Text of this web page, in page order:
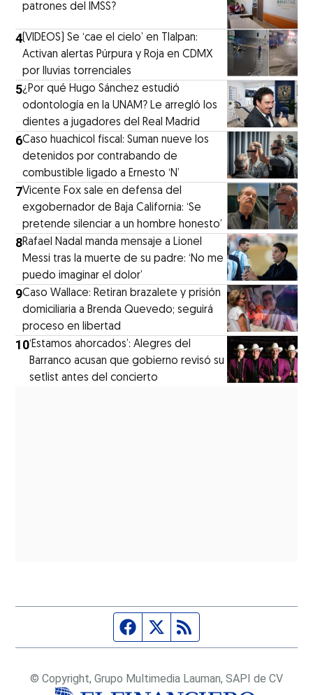
patrones del IMSS?
4 (VIDEOS) Se ‘cae el cielo’ en Tlalpan:
Activan alertas Púrpura y Roja en CDMX
por lluvias torrenciales
5¿Por qué Hugo Sánchez estudió
odontología en la UNAM? Le arregló los
dientes a jugadores del Real Madrid
6Caso huachicol fiscal: Suman nueve los
detenidos por contrabando de
combustible ligado a Ernesto ‘N’
7Vicente Fox sale en defensa del
exgobernador de Baja California: ‘Se
pretende silenciar a un hombre honesto’
8Rafael Nadal manda mensaje a Lionel
Messi tras la muerte de su padre: ‘No me
puedo imaginar el dolor’
9Caso Wallace: Retiran brazalete y prisión
domiciliaria a Brenda Quevedo; seguirá
proceso en libertad
10‘Estamos ahorcados’: Alegres del
Barranco acusan que gobierno revisó su
setlist antes del concierto
Página de Facebook
Fuente Twitter
© Copyright, Grupo Multimedia Lauman, SAPI de CV